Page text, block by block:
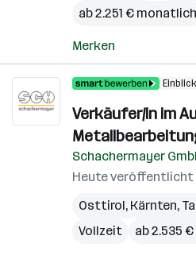
ab 2.251 € monatlich
Merken
Verkäufer/in im
Schachermayer
Heute veröffentlicht
Osttirol, Kärnten,
Vollzeit
ab 2.535